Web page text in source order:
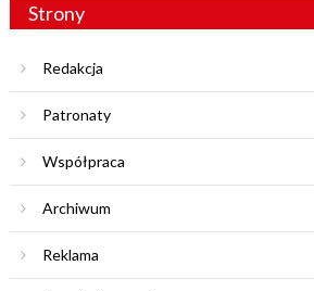
Strony
Redakcja
Patronaty
Współpraca
Archiwum
Reklama